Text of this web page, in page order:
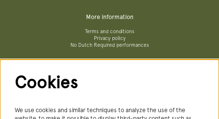
More information
Terms and conditions
Privacy policy
No Dutch Required performances
Cookies
We use cookies and similar techniques to analyze the use of the